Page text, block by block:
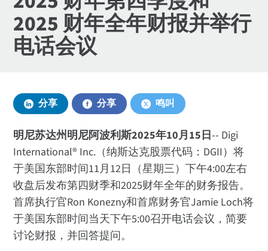
2025 财年全年财报并举行
电话会议
分享 分享 鸣叫
明尼苏达州明尼阿波利斯2025年10月15日-- Digi
International® Inc.（纳斯达克股票代码：DGII）将
于美国东部时间11月12日（星期三）下午4:00左右
收盘后发布第四财季和2025财年全年的财务报告。
首席执行官Ron Konezny和首席财务官Jamie Loch将
于美国东部时间当天下午5:00召开电话会议，简要
讨论财报，并回答提问。